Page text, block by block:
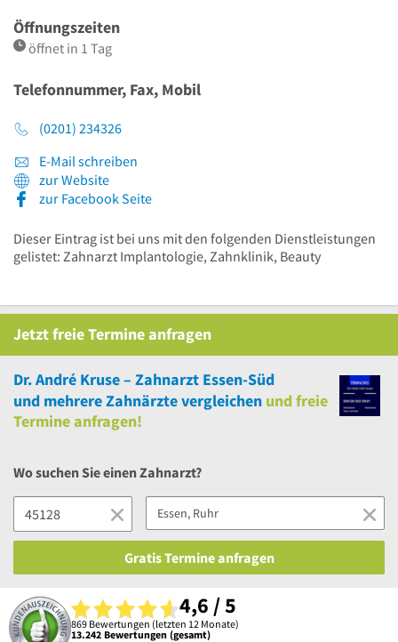
Öffnungszeiten
öffnet in 1 Tag
Telefonnummer, Fax, Mobil
(0201) 234326
E-Mail schreiben
zur Website
zur Facebook Seite
Dieser Eintrag ist bei uns mit den folgenden Dienstleistungen
gelistet: Zahnarzt Implantologie, Zahnklinik, Beauty
JetztfreieTermine anfragen
Dr. André Kruse – Zahnarzt Essen-Süd
und mehrereZahnärzte vergleichen undfreie
Termine anfragen!
Wo suchen Sie einen Zahnarzt?
Gratis Termine anfragen
4,6 / 5
869 Bewertungen (letzten 12 Monate)
13.242 Bewertungen (gesamt)